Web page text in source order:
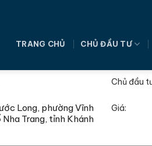
TRANG CHỦ CHỦ ĐẦU TƯ
Chủ đầu
Long, phường Vĩnh
Trang, tỉnh Khánh
Giá: